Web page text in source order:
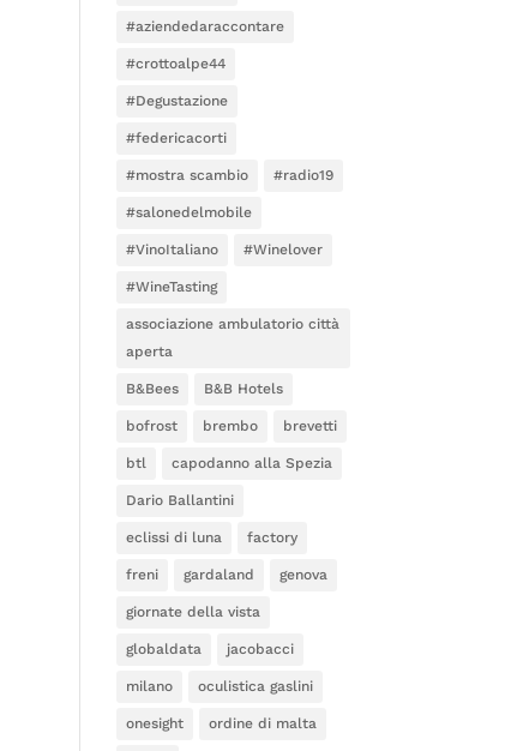
#aziendedaraccontare
#crottoalpe44
#Degustazione
#federicacorti
#mostra scambio #radio19
#salonedelmobile
#VinoItaliano #Winelover
#WineTasting
associazione ambulatorio città
aperta
B&Bees B&B Hotels
bofrost brembo brevetti
btl capodanno alla Spezia
Dario Ballantini
eclissi di luna factory
freni gardaland genova
giornate della vista
globaldata jacobacci
milano oculistica gaslini
onesight ordine di malta